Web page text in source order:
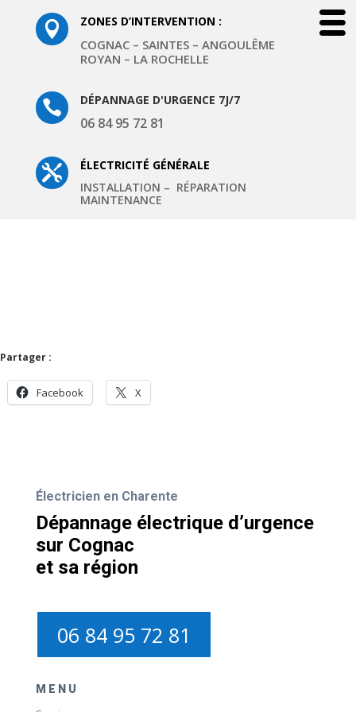
 ZONES D’INTERVENTION :
COGNAC – SAINTES – ANGOULÊME
ROYAN – LA ROCHELLE
 DÉPANNAGE D'URGENCE 7J/7
06 84 95 72 81

ÉLECTRICITÉ GÉNÉRALE
INSTALLATION – RÉPARATION
MAINTENANCE
Partager :
Facebook X
Électricien en Charente
Dépannage électrique d’urgence
sur Cognac
et sa région
06 84 95 72 81
MENU